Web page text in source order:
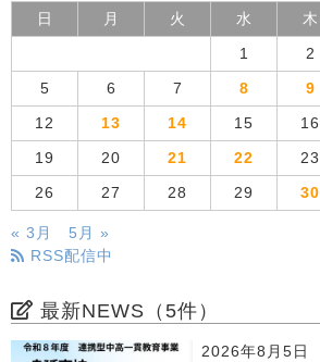
日 月 火 水 木
1 2
5 6 7 8 9
12 13 14 15 16
19 20 21 22 23
26 27 28 29 30
« 3月
5月 »
RSS配信中
最新NEWS（5件）
2026年8月5日